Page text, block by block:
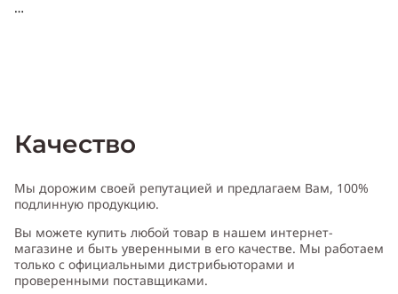
Качество
Мы дорожим своей репутацией и предлагаем Вам, 100%
подлинную продукцию.
Вы можете купить любой товар в нашем интернет-
магазине и быть уверенными в его качестве. Мы работаем
только с официальными дистрибьюторами и
проверенными поставщиками.